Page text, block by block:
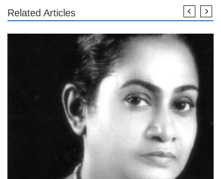
Related Articles